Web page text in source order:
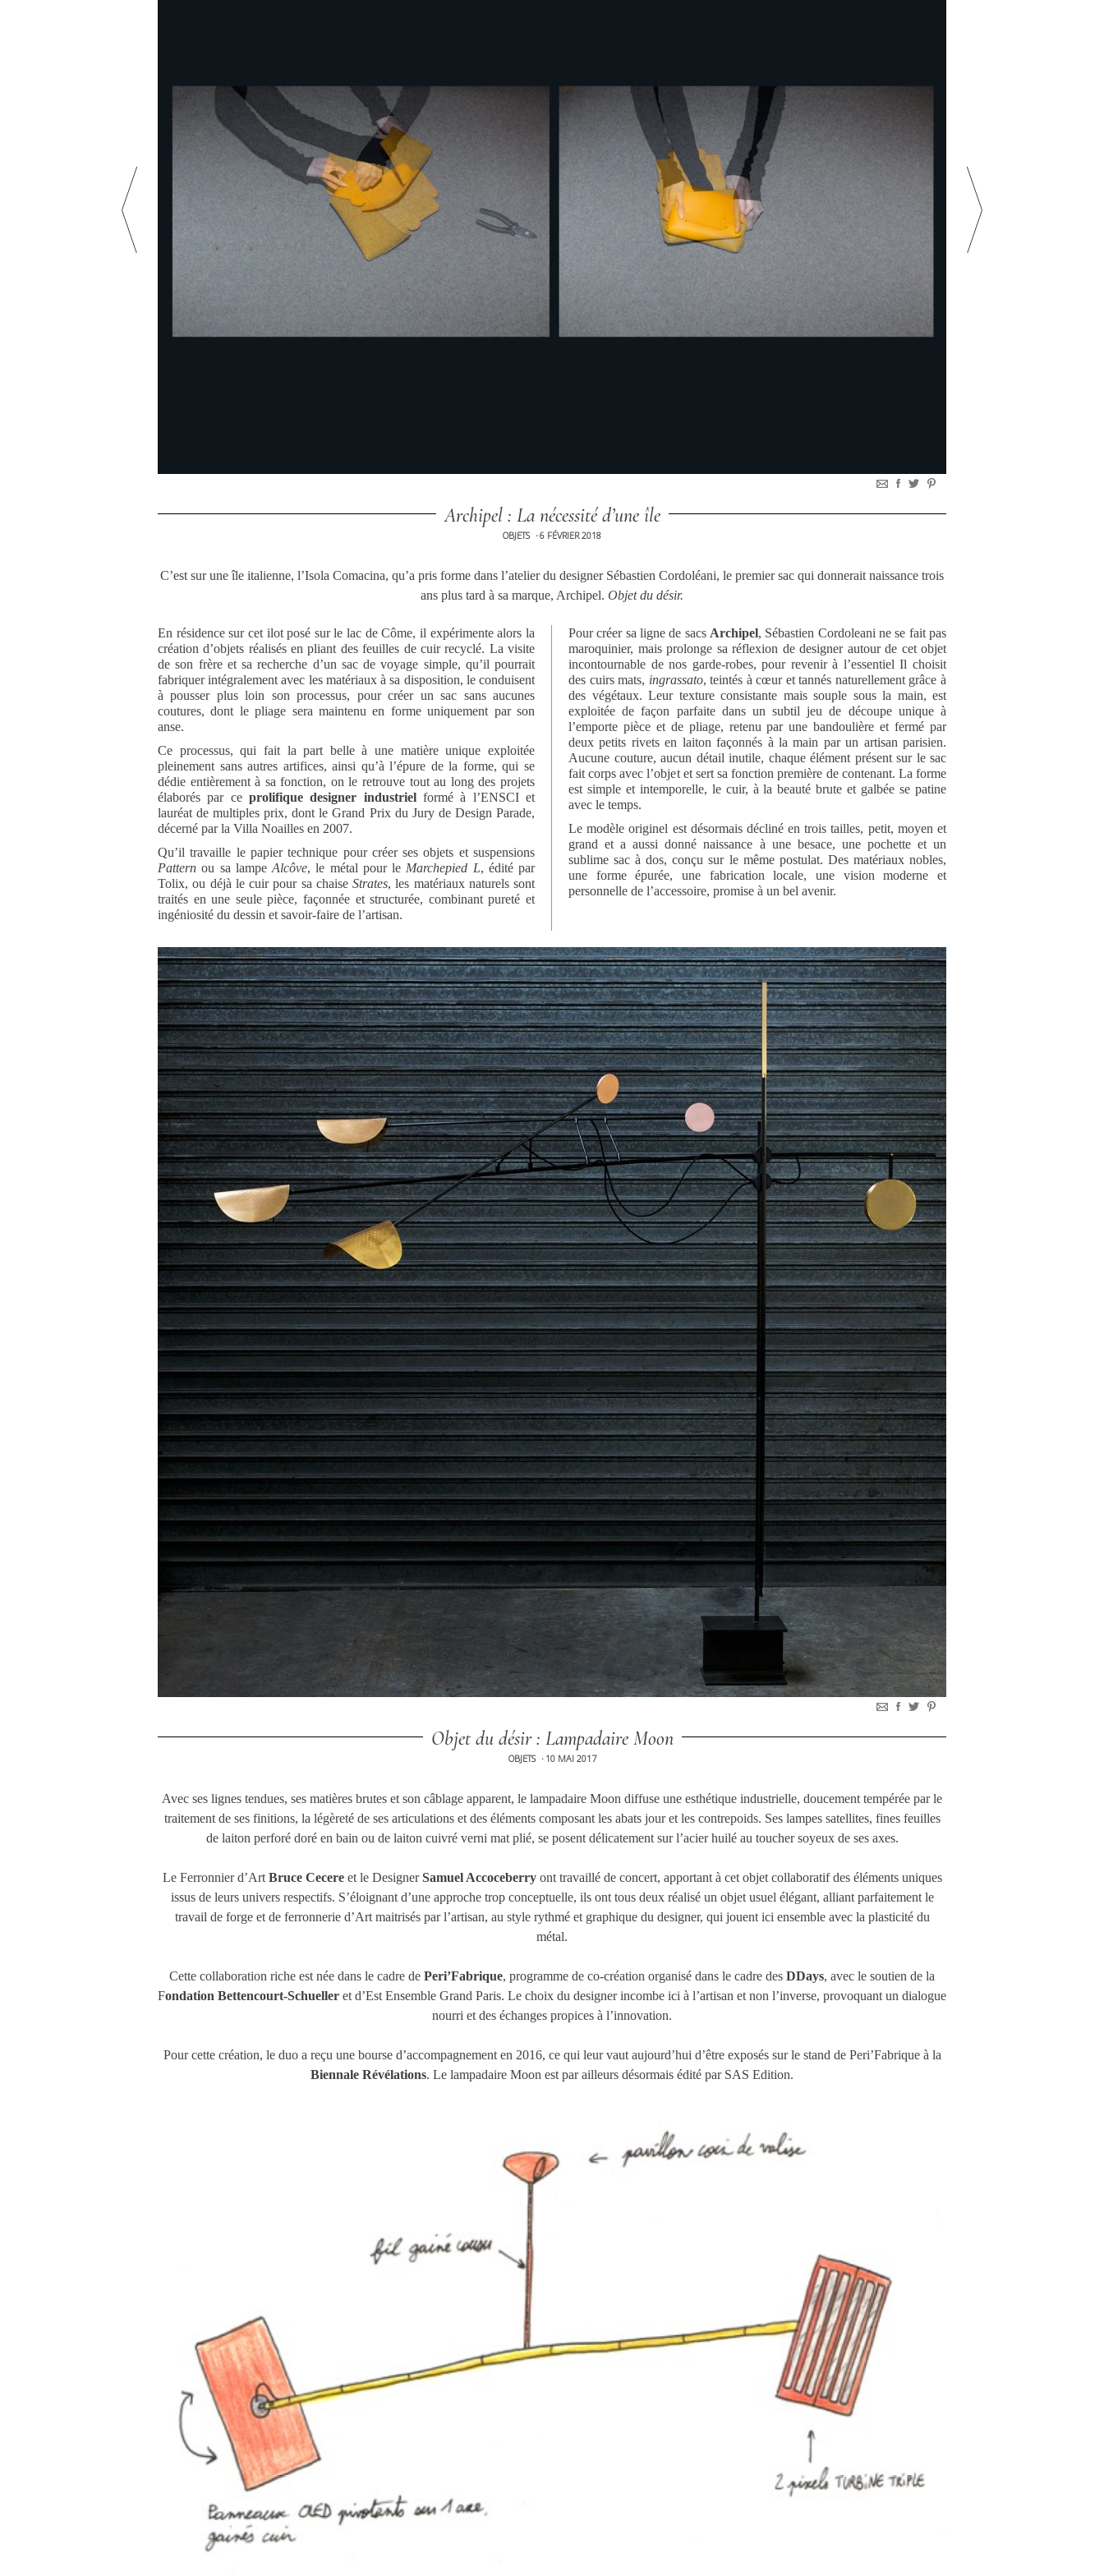
Archipel : La nécessité d’une île
OBJETS •6 FÉVRIER 2018
C’est sur une île italienne, l’Isola Comacina, qu’a pris forme dans l’atelier du designer Sébastien Cordoléani, le premier sac qui donnerait naissance trois
ans plus tard à sa marque, Archipel. Objet du désir.
En résidence sur cet ilot posé sur le lac de Côme, il expérimente alors la
création d’objets réalisés en pliant des feuilles de cuir recyclé. La visite
de son frère et sa recherche d’un sac de voyage simple, qu’il pourrait
fabriquer intégralement avec les matériaux à sa disposition, le conduisent
à pousser plus loin son processus, pour créer un sac sans aucunes
coutures, dont le pliage sera maintenu en forme uniquement par son
anse.
Ce processus, qui fait la part belle à une matière unique exploitée
pleinement sans autres artifices, ainsi qu’à l’épure de la forme, qui se
dédie entièrement à sa fonction, on le retrouve tout au long des projets
élaborés par ce prolifique designer industrielformé à l’ENSCI et
lauréat de multiples prix, dont le Grand Prix du Jury de Design Parade,
décerné par la Villa Noailles en 2007.
Qu’il travaille le papier technique pour créer ses objets et suspensions
Pattern ou sa lampe Alcôve, le métal pour le Marchepied L, édité par
Tolix, ou déjà le cuir pour sa chaise Strates, les matériaux naturels sont
traités en une seule pièce, façonnée et structurée, combinant pureté et
ingéniosité du dessin et savoir-faire de l’artisan.
Pour créer sa ligne de sacs Archipel, Sébastien Cordoleani ne se fait pas
maroquinier, mais prolonge sa réflexion de designer autour de cet objet
incontournable de nos garde-robes, pour revenir à l’essentiel Il choisit
des cuirs mats, ingrassato, teintés à cœur et tannés naturellement grâce à
des végétaux. Leur texture consistante mais souple sous la main, est
exploitée de façon parfaite dans un subtil jeu de découpe unique à
l’emporte pièce et de pliage, retenu par une bandoulière et fermé par
deux petits rivets en laiton façonnés à la main par un artisan parisien.
Aucune couture, aucun détail inutile, chaque élément présent sur le sac
fait corps avec l’objet et sert sa fonction première de contenant. La forme
est simple et intemporelle, le cuir, à la beauté brute et galbée se patine
avec le temps.
Le modèle originel est désormais décliné en trois tailles, petit, moyen et
grand et a aussi donné naissance à une besace, une pochette et un
sublime sac à dos, conçu sur le même postulat. Des matériaux nobles,
une forme épurée, une fabrication locale, une vision moderne et
personnelle de l’accessoire, promise à un bel avenir.
Objet du désir : Lampadaire Moon
OBJETS • 10 MAI 2017
Avec ses lignes tendues, ses matières brutes et son câblage apparent, le lampadaire Moon diffuse une esthétique industrielle, doucement tempérée par le
traitement de ses finitions, la légèreté de ses articulations et des éléments composant les abats jour et les contrepoids. Ses lampes satellites, fines feuilles
de laiton perforé doré en bain ou de laiton cuivré verni mat plié, se posent délicatement sur l’acier huilé au toucher soyeux de ses axes.
Le Ferronnier d’Art Bruce Cecere et le DesignerSamuel Accoceberryont travaillé de concert, apportant à cet objet collaboratif des éléments uniques
issus de leurs univers respectifs. S’éloignant d’une approche trop conceptuelle, ils ont tous deux réalisé un objet usuel élégant, alliant parfaitement le
travail de forge et de ferronnerie d’Art maitrisés par l’artisan, au style rythmé et graphique du designer, qui jouent ici ensemble avec la plasticité du
métal.
Cette collaboration riche est née dans le cadre de Peri’Fabrique, programme de co-création organisé dans le cadre des DDays, avec le soutien de la
Fondation Bettencourt-Schueller et d’Est Ensemble Grand Paris. Le choix du designer incombe ici à l’artisan et non l’inverse, provoquant un dialogue
nourri et des échanges propices à l’innovation.
Pour cette création, le duo a reçu une bourse d’accompagnement en 2016, ce qui leur vaut aujourd’hui d’être exposés sur le stand de Peri’Fabrique à la
Biennale Révélations. Le lampadaire Moon est par ailleurs désormais édité par SAS Edition.